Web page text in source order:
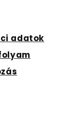
adatok